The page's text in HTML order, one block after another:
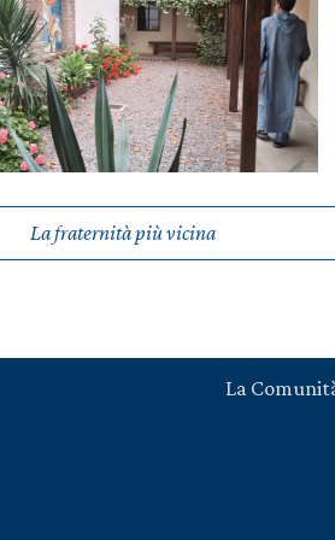
La fraternità più vicina
La